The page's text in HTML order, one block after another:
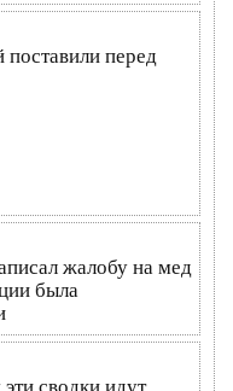
перед
жалобу на мед
была
сводки идут